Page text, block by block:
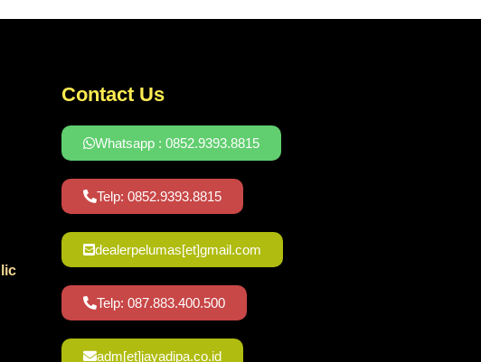
Contact Us
Whatsapp : 0852.9393.8815
Telp: 0852.9393.8815
dealerpelumas[et]gmail.com
Telp: 087.883.400.500
adm[et]jayadipa.co.id